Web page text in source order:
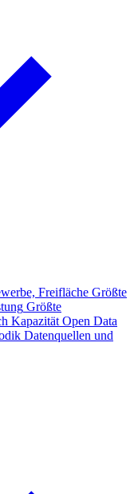
Freifläche Größte
Größte
Kapazität Open Data
Datenquellen und